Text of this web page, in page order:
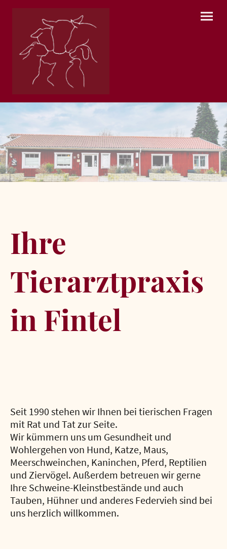
Seit 1990 stehen wir Ihnen bei tierischen Fragen
mit Rat und Tat zur Seite.
Wir kümmern uns um Gesundheit und
Wohlergehen von Hund, Katze, Maus,
Meerschweinchen, Kaninchen, Pferd, Reptilien
und Ziervögel. Außerdem betreuen wir gerne
Ihre Schweine-Kleinstbestände und auch
Tauben, Hühner und anderes Federvieh sind bei
uns herzlich willkommen.
Ihre
Tierarztpraxis
in Fintel